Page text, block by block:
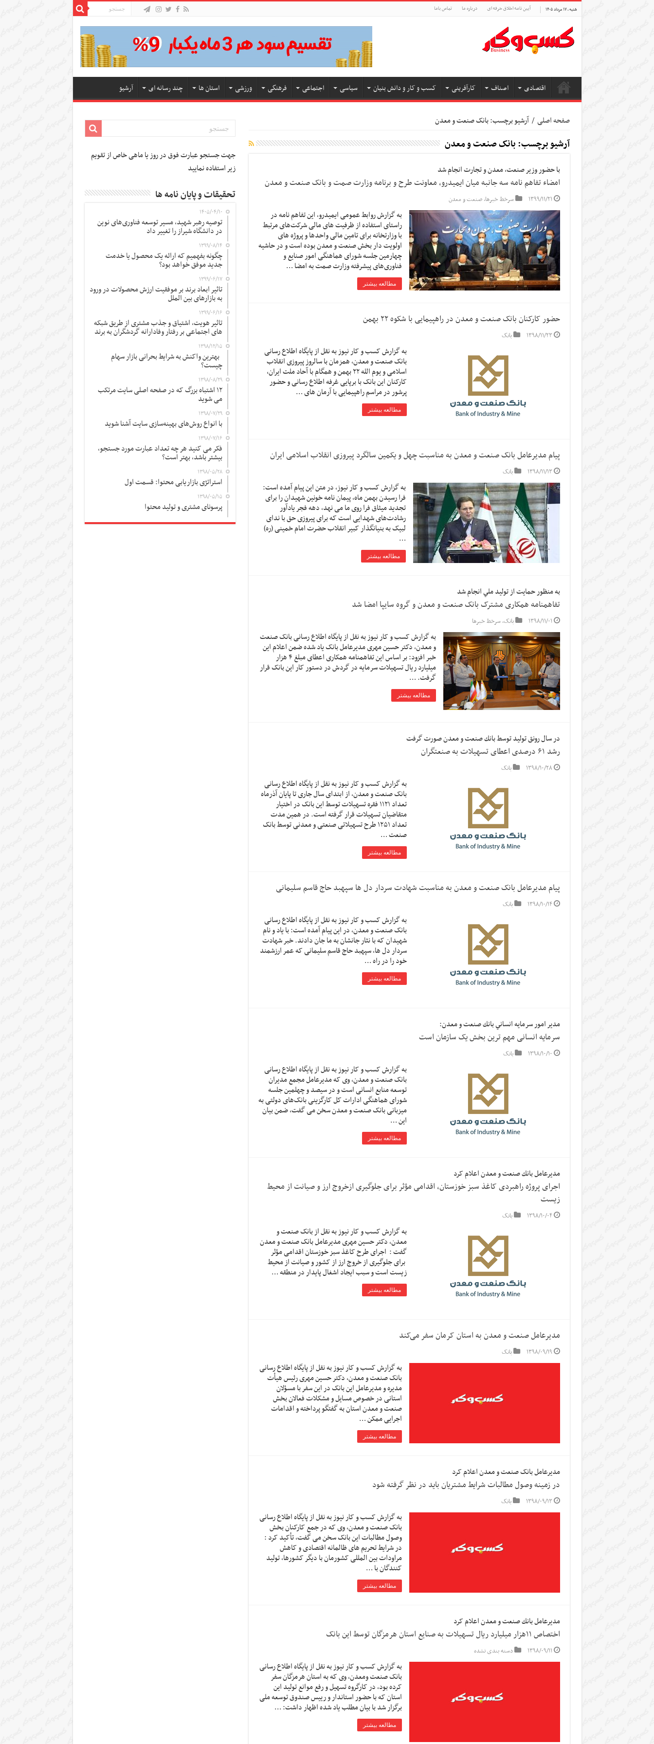
شنبه , ۱۷ مرداد ۱۴۰۵ آیین نامه اخلاق حرفه ای درباره ما تماس باما
اقتصادی اصناف کارآفرینی کسب و کار و دانش بنیان سیاسی اجتماعی فرهنگی ورزشی استان ها چند رسانه ای آرشیو
صفحه اصلی / آرشیو برچسب: بانک صنعت و معدن
آرشیو برچسب:بانک صنعت و معدن
با حضور وزیر صنعت، معدن و تجارت انجام شد
امضاء تفاهم نامه سه جانبه میان ایمیدرو، معاونت طرح و برنامه وزارت صمت و بانک صنعت و معدن
۱۳۹۹/۱۱/۲۱ سرخط خبرها,صنعت و معدن
به گزارش روابط عمومی ایمیدرو، این تفاهم نامه در
راستای استفاده از ظرفیت های مالی شرکت‌های مرتبط
با وزارتخانه برای تامین مالی واحدها و پروژه های
اولویت دار بخش صنعت و معدن بوده است و در حاشیه
چهارمین جلسه شورای هماهنگی امور صنایع و
فناوری‌های پیشرفته وزارت صمت به امضا …
مطالعه بیشتر
حضور کارکنان بانک صنعت و معدن در راهپیمایی با شکوه ۲۲ بهمن
۱۳۹۸/۱۱/۲۳ بانک
به گزارش کسب و کار نیوز به نقل از پایگاه اطلاع رسانی
بانک صنعت و معدن، همزمان با سالروز پیروزی انقلاب
اسلامی و یوم الله ۲۲ بهمن و همگام با آحاد ملت ایران،
کارکنان این بانک با برپایی غرفه اطلاع رسانی و حضور
پرشور در مراسم راهپیمایی با آرمان های …
مطالعه بیشتر
پیام مدیرعامل بانک صنعت و معدن به مناسبت چهل و یکمین سالگرد پیروزی انقلاب اسلامی ایران
۱۳۹۸/۱۱/۱۳ بانک
به گزارش کسب و کار نیوز، در متن این پیام آمده است:
فرا رسیدن بهمن ماه، پیمان نامه خونین شهیدان را برای
تجدید میثاق فرا روی ما می نهد، دهه فجر یادآور
رشادت‌های شهدایی است که برای پیروزی حق با ندای
لبیک به بنیانگذار کبیر انقلاب حضرت امام خمینی (ره)
…
مطالعه بیشتر
به منظور حمايت از توليد ملي انجام شد
تفاهمنامه همکاری مشترک بانک صنعت و معدن و گروه سایپا امضا شد
۱۳۹۸/۱۱/۰۱ بانک,سرخط خبرها
به گزارش کسب و کار نیوز به نقل از پایگاه اطلاع رسانی بانک صنعت
و معدن، دکتر حسین مهری مدیرعامل بانک یاد شده ضمن اعلام این
خبر افزود: بر اساس این تفاهمنامه همکاری اعطای مبلغ ۴ هزار
میلیارد ریال تسهیلات سرمایه در گردش در دستور کار این بانک قرار
گرفت. …
مطالعه بیشتر
در سال رونق توليد توسط بانك صنعت و معدن صورت گرفت
رشد ۶۱ درصدی اعطای تسهیلات به صنعتگران
۱۳۹۸/۱۰/۲۸ بانک
به گزارش کسب و کار نیوز به نقل از پایگاه اطلاع رسانی
بانک صنعت و معدن، از ابتدای سال جاری تا پایان آذرماه
تعداد ۱۱۲۱ فقره تسهیلات توسط این بانک در اختیار
متقاضیان تسهیلات قرار گرفته است. در همین مدت
تعداد ۱۲۵۱ طرح تسهیلاتی صنعتی و معدنی توسط بانک
صنعت …
مطالعه بیشتر
پیام مدیرعامل بانک صنعت و معدن به مناسبت شهادت سردار دل ها سپهبد حاج قاسم سلیمانی
۱۳۹۸/۱۰/۱۴ بانک
به گزارش کسب و کار نیوز به نقل از پایگاه اطلاع رسانی
بانک صنعت و معدن، در این پیام آمده است: با یاد و نام
شهیدان که با نثار جانشان به ما جان دادند. خبر شهادت
سردار دل ها، سپهبد حاج قاسم سلیمانی که عمر ارزشمند
خود را در راه …
مطالعه بیشتر
مدير امور سرمايه انساني بانك صنعت و معدن:
سرمایه انسانی مهم ترین بخش یک سازمان است
۱۳۹۸/۱۰/۱۰ بانک
به گزارش کسب و کار نیوز به نقل از پایگاه اطلاع رسانی
بانک صنعت و معدن، وی که مدیرعامل مجمع مدیران
توسعه منابع انسانی است و در سیصد و چهلمین جلسه
شورای هماهنگی ادارات کل کارگزینی بانک‌های دولتی به
میزبانی بانک صنعت و معدن سخن می گفت، ضمن بیان
این …
مطالعه بیشتر
مديرعامل بانك صنعت و معدن اعلام کرد
اجرای پروژه راهبردی کاغذ سبز خوزستان، اقدامی مؤثر برای جلوگیری ازخروج ارز و صیانت از محیط
زیست
۱۳۹۸/۱۰/۰۴ بانک
به گزارش کسب و کار نیوز به نقل از بانک صنعت و
معدن، دکتر حسین مهری مدیرعامل بانک صنعت و معدن
گفت : اجرای طرح کاغذ سبز خوزستان اقدامی مؤثر
برای جلوگیری از خروج ارز از کشور و صیانت از محیط
زیست است و سبب ایجاد اشغال پایدار در منطقه …
مطالعه بیشتر
مدیرعامل صنعت و معدن به استان کرمان سفر می‌کند
۱۳۹۸/۰۹/۱۹ بانک
به گزارش کسب و کار نیوز به نقل از پایگاه اطلاع رسانی
بانک صنعت و معدن، دکتر حسین مهری رئیس هیأت
مدیره و مدیرعامل این بانک در این سفر با مسؤلان
استانی در خصوص مسایل و مشکلات فعالان بخش
صنعت و معدن استان به گفتگو پرداخته و اقدامات
اجرایی ممکن …
مطالعه بیشتر
مدیرعامل بانک صنعت و معدن اعلام کرد
در زمینه وصول مطالبات شرایط مشتریان باید در نظر گرفته شود
۱۳۹۸/۰۹/۱۳ بانک
به گزارش کسب و کار نیوز به نقل از پایگاه اطلاع رسانی
بانک صنعت و معدن، وی که در جمع کارکنان بخش
وصول مطالبات این بانک سخن می گفت، تأکید کرد :
در شرایط تحریم های ظالمانه اقتصادی و کاهش
مراودات بین المللی کشورمان با دیگر کشورها، تولید
کنندگان با …
مطالعه بیشتر
مديرعامل بانك صنعت و معدن اعلام کرد
اختصاص ۱۱هزار میلیارد ریال تسهیلات به صنایع استان هرمزگان توسط این بانک
۱۳۹۸/۰۹/۱۱ دسته بندی نشده
به گزارش کسب و کار نیوز به نقل از پایگاه اطلاع رسانی
بانک صنعت ومعدن، وی که به استان هرمزگان سفر
کرده بود، در کارگروه تسهیل و رفع موانع تولید این
استان که با حضور استاندار و رییس صندوق توسعه ملی
برگزار شد با بیان مطلب یاد شده اظهار داشت: …
مطالعه بیشتر
جهت جستجو عبارت فوق در روز یا ماهی خاص از تقویم
زیر استفاده نمایید
تحقیقات و پایان نامه ها
۱۴۰۵/۰۴/۱۰
توصیه رهبر شهید، مسیر توسعه فناوری‌های نوین
در دانشگاه شیراز را تغییر داد
۱۳۹۹/۰۸/۱۴
چگونه بفهمیم که ارائه یک محصول یا خدمت
جدید موفق خواهد بود؟
۱۳۹۹/۰۶/۱۷
تاثیر ابعاد برند بر موفقیت ارزش محصولات در ورود
به بازارهای بین الملل
۱۳۹۹/۰۶/۱۶
تاثیر هویت، اشتیاق و جذب مشتری از طریق شبکه
های اجتماعی بر رفتار وفادارانه گردشگران به برند
۱۳۹۸/۱۲/۱۵
بهترین واکنش به شرایط بحرانی بازار سهام
چیست؟
۱۳۹۸/۰۸/۲۹
۱۲ اشتباه بزرگ که در صفحه اصلی سایت مرتکب
می شوید
۱۳۹۸/۰۷/۲۹
با انواع روش‌های بهینه‌سازی سایت آشنا شوید
۱۳۹۸/۰۷/۱۶
فکر می کنید هر چه تعداد عبارت مورد جستجو،
بیشتر باشد، بهتر است؟
۱۳۹۸/۰۵/۲۸
استراتژی بازاریابی محتوا: قسمت اول
۱۳۹۸/۰۵/۱۵
پرسونای مشتری و تولید محتوا